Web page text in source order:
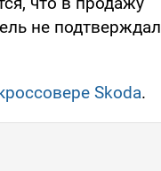
не подтверждал
Skoda.